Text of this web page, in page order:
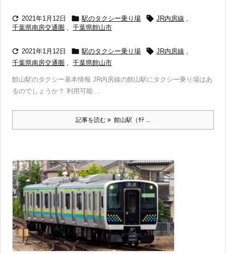
 2021年1月12日  駅のタクシー乗り場  JR内房線 ,
千葉県南房交通圏 , 千葉県館山市
 2021年1月12日  駅のタクシー乗り場  JR内房線 ,
千葉県南房交通圏 , 千葉県館山市
館山駅のタクシー基本情報 JR内房線の館山駅にタクシー乗り場はあ
るのでしょうか？ 利用可能 ...
記事を読む 館山駅（ﾀﾃ ...